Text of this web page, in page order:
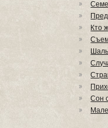
Кто
Шаль
Сон